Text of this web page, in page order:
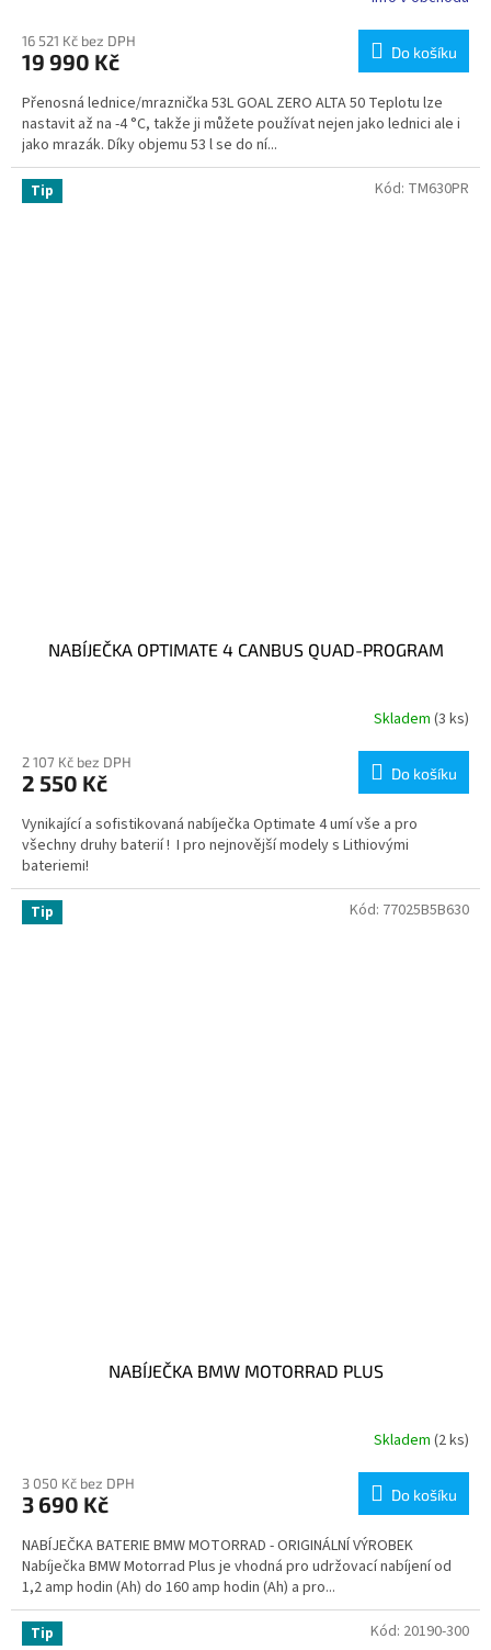
16 521 Kč bez DPH
19 990 Kč Do košíku
Přenosná lednice/mraznička 53L GOAL ZERO ALTA 50 Teplotu lze
nastavit až na -4 °C, takže ji můžete používat nejen jako lednici ale i
jako mrazák. Díky objemu 53 l se do ní...
Tip
NABÍJEČKA OPTIMATE 4 CANBUS QUAD-PROGRAM
Skladem (3 ks)
2 107 Kč bez DPH
2 550 Kč Do košíku
Vynikající a sofistikovaná nabíječka Optimate 4 umí vše a pro
všechny druhy baterií ! I pro nejnovější modely s Lithiovými
bateriemi!
Kód: TM630PR
Tip
NABÍJEČKA BMW MOTORRAD PLUS
Skladem (2 ks)
3 050 Kč bez DPH
3 690 Kč Do košíku
NABÍJEČKA BATERIE BMW MOTORRAD - ORIGINÁLNÍ VÝROBEK
Nabíječka BMW Motorrad Plus je vhodná pro udržovací nabíjení od
1,2 amp hodin (Ah) do 160 amp hodin (Ah) a pro...
Kód: 77025B5B630
Tip Kód: 20190-300